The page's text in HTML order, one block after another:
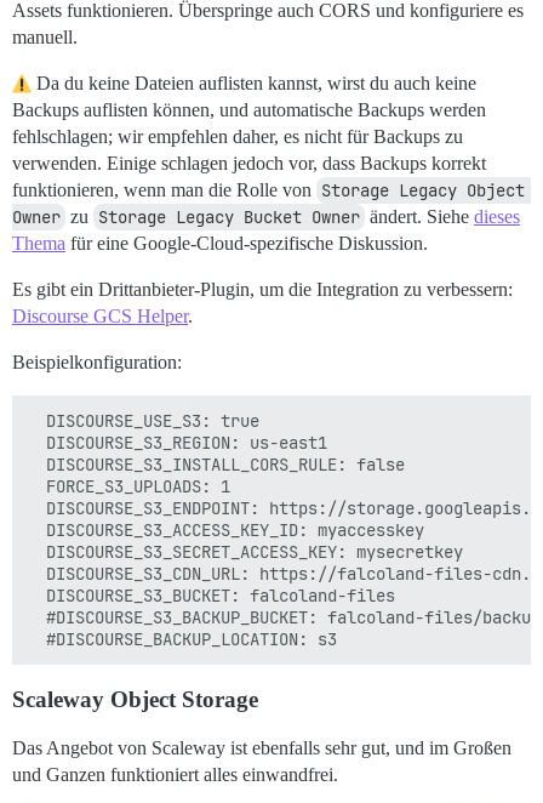
Assets funktionieren. Überspringe auch CORS und konfiguriere es
manuell.
Da du keine Dateien auflisten kannst, wirst du auch keine
Backups auflisten können, und automatische Backups werden
fehlschlagen; wir empfehlen daher, es nicht für Backups zu
verwenden. Einige schlagen jedoch vor, dass Backups korrekt
funktionieren, wenn man die Rolle von Storage Legacy Object
Owner zu Storage Legacy Bucket Owner ändert. Siehe dieses
Thema für eine Google-Cloud-spezifische Diskussion.
Es gibt ein Drittanbieter-Plugin, um die Integration zu verbessern:
Discourse GCS Helper.
Beispielkonfiguration:
  DISCOURSE_USE_S3: true
  DISCOURSE_S3_REGION: us-east1
  DISCOURSE_S3_INSTALL_CORS_RULE: false
  FORCE_S3_UPLOADS: 1
DISCOURSE_S3_ENDPOINT: https://
  DISCOURSE_S3_ACCESS_KEY_ID: myaccesskey
  DISCOURSE_S3_SECRET_ACCESS_KEY: mysecretkey
DISCOURSE_S3_CDN_URL: https://falcoland-files-
  DISCOURSE_S3_BUCKET: falcoland-files
  #DISCOURSE_S3_BACKUP_BUCKET: falcoland-files/backup
Scaleway Object Storage
Das Angebot von Scaleway ist ebenfalls sehr gut, und im Großen
und Ganzen funktioniert alles einwandfrei.